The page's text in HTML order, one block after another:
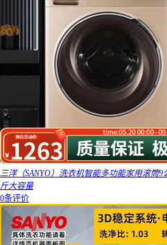
三洋（SANYO）洗衣机智能多功能家用滚筒
斤大容量
0条评价